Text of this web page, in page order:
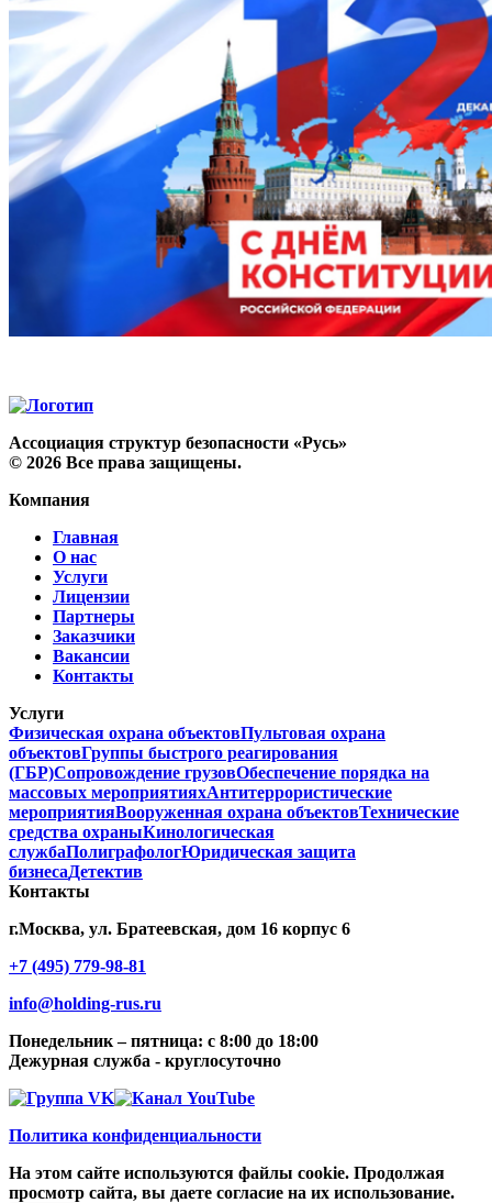
Ассоциация структур безопасности «Русь»
© 2026 Все права защищены.
Компания
Главная
О нас
Услуги
Лицензии
Партнеры
Заказчики
Вакансии
Контакты
Услуги
Физическая охрана объектовПультовая охрана
объектовГруппы быстрого реагирования
(ГБР)Сопровождение грузовОбеспечение порядка на
массовых мероприятияхАнтитеррористические
мероприятияВооруженная охрана объектовТехнические
средства охраныКинологическая
службаПолиграфологЮридическая защита
бизнесаДетектив
Контакты
г.Москва, ул. Братеевская, дом 16 корпус 6
+7 (495) 779-98-81
info@holding-rus.ru
Понедельник – пятница: с 8:00 до 18:00
Дежурная служба - круглосуточно
Политика конфиденциальности
На этом сайте используются файлы cookie. Продолжая
просмотр сайта, вы даете согласие на их использование.